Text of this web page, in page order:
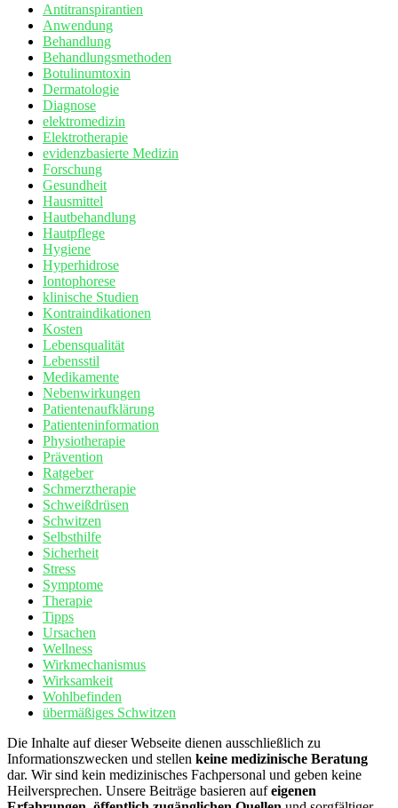
Antitranspirantien
Anwendung
Behandlung
Behandlungsmethoden
Botulinumtoxin
Dermatologie
Diagnose
elektromedizin
Elektrotherapie
evidenzbasierte Medizin
Forschung
Gesundheit
Hausmittel
Hautbehandlung
Hautpflege
Hygiene
Hyperhidrose
Iontophorese
klinische Studien
Kontraindikationen
Kosten
Lebensqualität
Lebensstil
Medikamente
Nebenwirkungen
Patientenaufklärung
Patienteninformation
Physiotherapie
Prävention
Ratgeber
Schmerztherapie
Schweißdrüsen
Schwitzen
Selbsthilfe
Sicherheit
Stress
Symptome
Therapie
Tipps
Ursachen
Wellness
Wirkmechanismus
Wirksamkeit
Wohlbefinden
übermäßiges Schwitzen
Die Inhalte auf dieser Webseite dienen ausschließlich zu
Informationszwecken und stellen keine medizinische Beratung
dar. Wir sind kein medizinisches Fachpersonal und geben keine
Heilversprechen. Unsere Beiträge basieren aufeigenen